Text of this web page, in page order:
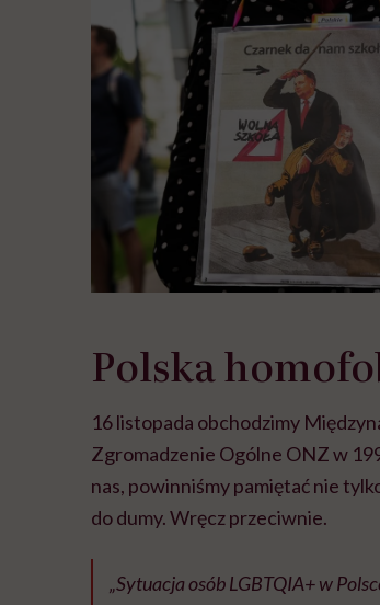
Polska
16 listopada obchodzimy
Zgromadzenie Ogólne ONZ w
nas, powinniśmy pamiętać nie
do dumy. Wręcz przeciwnie.
„Sytuacja osób LGBTQIA+ w